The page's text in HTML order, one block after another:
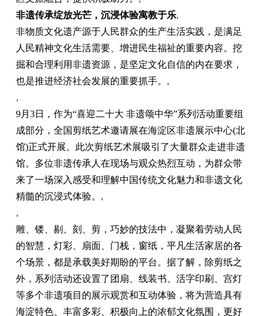
非遗传承绽放光芒，沉浸体验寓教于乐,
非物质文化遗产源于人民群众的生产生活实践，是满足
人民精神文化生活需要、增进民生福祉的重要内容。挖
掘和合理利用非遗资源，是坚定文化自信的内在要求，
也是推进经济社会发展的重要抓手。 ,
,
9月3日，作为“喜迎二十大 非遗颂中华”系列活动重要组
成部分，全国剪纸艺术邀请展在海淀区非遗展示中心(北
馆)正式开展。此次剪纸艺术展吸引了大量群众走进非遗
馆。多位非遗传承人在现场与观众热烈互动，为群众带
来了一场深入感受和理解中国传统文化魅力和非遗文化
精髓的沉浸式体验。 ,
,
雕、镂、剔、刻、剪，巧妙的技法中，凝聚着劳动人民
的智慧，灯彩、扇面、门栈，窗纸，平凡生活家居的各
个场景，都是承载美好期盼的平台。据了解，除剪纸之
外，系列活动还设置了团扇、线装书、活字印刷、宫灯
等多个非遗项目的展示观赏和互动体验，将为营造具有
海淀特色、丰富多彩、积极向上的浓郁文化氛围，更好